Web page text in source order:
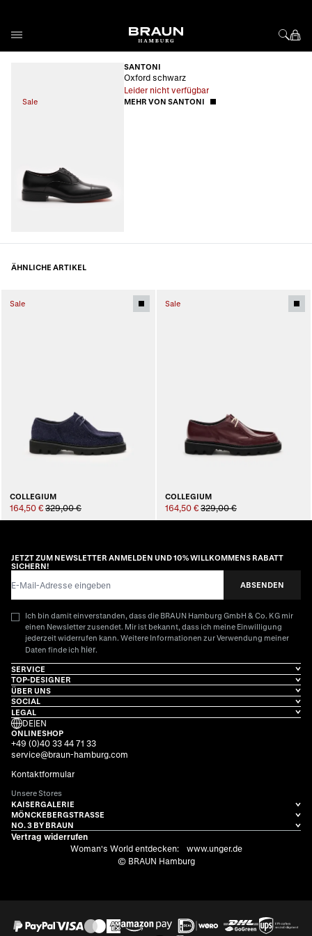
Sale
SANTONI
Oxford schwarz
Leider nicht verfügbar
MEHR VON SANTONI
ÄHNLICHE ARTIKEL
Sale
COLLEGIUM
164,50 € 329,00 €
Sale
COLLEGIUM
164,50 € 329,00 €
JETZT ZUM NEWSLETTER ANMELDEN UND 10% WILLKOMMENS RABATT
SICHERN!
ABSENDEN
Ich bin damit einverstanden, dass die BRAUN Hamburg GmbH & Co. KG mir
einen Newsletter zusendet. Mir ist bekannt, dass ich meine Einwilligung
jederzeit widerrufen kann. Weitere Informationen zur Verwendung meiner
Daten finde ich hier.
SERVICE
TOP-DESIGNER
ÜBER UNS
SOCIAL
LEGAL
DE|EN
ONLINESHOP
+49 (0)40 33 44 71 33
service@braun-hamburg.com
Kontaktformular
Unsere Stores
KAISERGALERIE
MÖNCKEBERGSTRASSE
NO. 3 BY BRAUN
Vertrag widerrufen
Woman's World entdecken:
www.unger.de
© BRAUN Hamburg